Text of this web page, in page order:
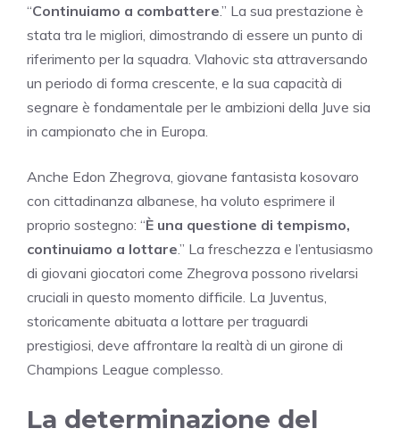
“Continuiamo a combattere.” La sua prestazione è
stata tra le migliori, dimostrando di essere un punto di
riferimento per la squadra. Vlahovic sta attraversando
un periodo di forma crescente, e la sua capacità di
segnare è fondamentale per le ambizioni della Juve sia
in campionato che in Europa.
Anche Edon Zhegrova, giovane fantasista kosovaro
con cittadinanza albanese, ha voluto esprimere il
proprio sostegno: “È una questione di tempismo,
continuiamo a lottare.” La freschezza e l’entusiasmo
di giovani giocatori come Zhegrova possono rivelarsi
cruciali in questo momento difficile. La Juventus,
storicamente abituata a lottare per traguardi
prestigiosi, deve affrontare la realtà di un girone di
Champions League complesso.
La determinazione del